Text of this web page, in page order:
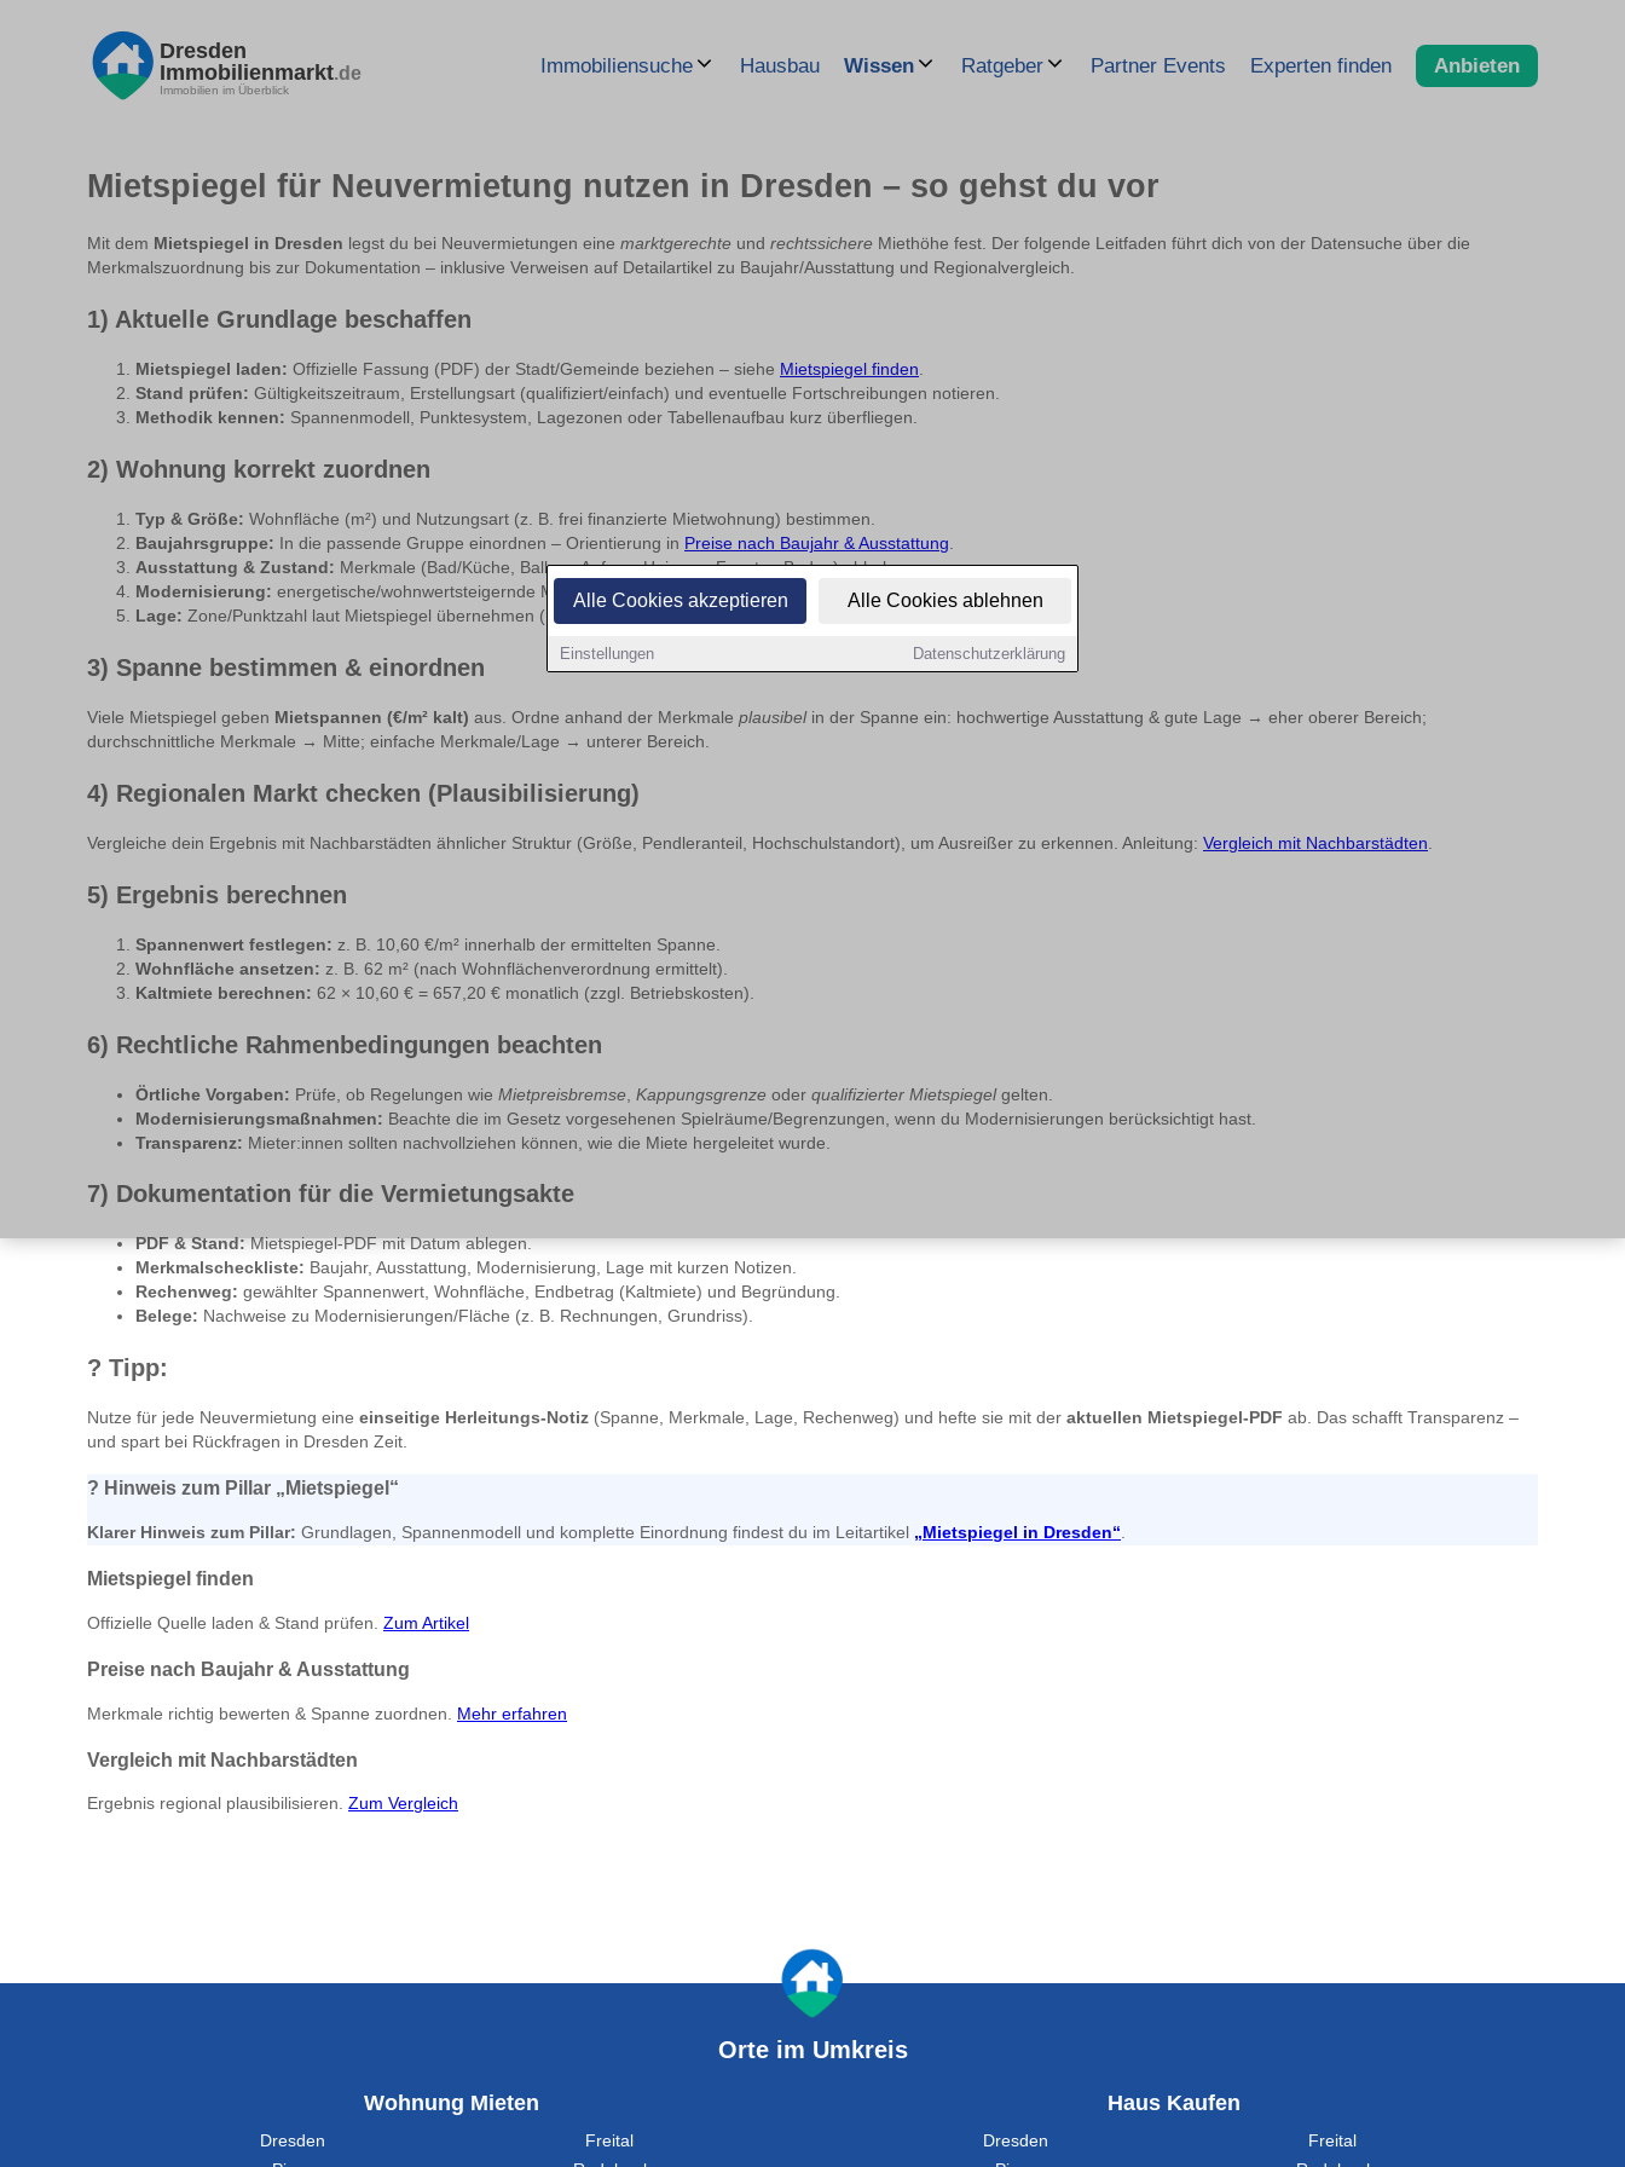
Alle Cookies akzeptieren Alle Cookies ablehnen
Einstellungen Datenschutzerklärung
Dresden
Immobilienmarkt.de
Immobilien im Überblick
Immobiliensuche Hausbau Wissen Ratgeber Partner Events Experten finden Anbieten
Mietspiegel für Neuvermietung nutzen in Dresden – so gehst du vor
Mit dem Mietspiegel in Dresden legst du bei Neuvermietungen eine marktgerechte und rechtssichere Miethöhe fest. Der folgende Leitfaden führt dich von der Datensuche über die
Merkmalszuordnung bis zur Dokumentation – inklusive Verweisen auf Detailartikel zu Baujahr/Ausstattung und Regionalvergleich.
1) Aktuelle Grundlage beschaffen
Mietspiegel laden: Offizielle Fassung (PDF) der Stadt/Gemeinde beziehen – siehe Mietspiegel finden.
Stand prüfen: Gültigkeitszeitraum, Erstellungsart (qualifiziert/einfach) und eventuelle Fortschreibungen notieren.
Methodik kennen: Spannenmodell, Punktesystem, Lagezonen oder Tabellenaufbau kurz überfliegen.
2) Wohnung korrekt zuordnen
Typ & Größe: Wohnfläche (m²) und Nutzungsart (z. B. frei finanzierte Mietwohnung) bestimmen.
Baujahrsgruppe: In die passende Gruppe einordnen – Orientierung in Preise nach Baujahr & Ausstattung.
Ausstattung & Zustand: Merkmale (Bad/Küche, Balkon, Aufzug, Heizung, Fenster, Boden) abhaken.
Modernisierung: energetische/wohnwertsteigernde Maßnahmen mit Jahr und Umfang dokumentieren.
Lage: Zone/Punktzahl laut Mietspiegel übernehmen (Mikrolage, ÖPNV, Umfeld).
3) Spanne bestimmen & einordnen
Viele Mietspiegel geben Mietspannen (€/m² kalt) aus. Ordne anhand der Merkmale plausibelin der Spanne ein: hochwertige Ausstattung & gute Lage → eher oberer Bereich;
durchschnittliche Merkmale → Mitte; einfache Merkmale/Lage → unterer Bereich.
4) Regionalen Markt checken (Plausibilisierung)
Vergleiche dein Ergebnis mit Nachbarstädten ähnlicher Struktur (Größe, Pendleranteil, Hochschulstandort), um Ausreißer zu erkennen. Anleitung: Vergleich mit Nachbarstädten
5) Ergebnis berechnen
Spannenwert festlegen: z. B. 10,60 €/m² innerhalb der ermittelten Spanne.
Wohnfläche ansetzen: z. B. 62 m² (nach Wohnflächenverordnung ermittelt).
Kaltmiete berechnen: 62 × 10,60 € = 657,20 € monatlich (zzgl. Betriebskosten).
6) Rechtliche Rahmenbedingungen beachten
Örtliche Vorgaben: Prüfe, ob Regelungen wie Mietpreisbremse Kappungsgrenze oder qualifizierter Mietspiegelgelten.
Modernisierungsmaßnahmen: Beachte die im Gesetz vorgesehenen Spielräume/Begrenzungen, wenn du Modernisierungen berücksichtigt hast.
Transparenz: Mieter:innen sollten nachvollziehen können, wie die Miete hergeleitet wurde.
7) Dokumentation für die Vermietungsakte
PDF & Stand:Mietspiegel-PDF mit Datum ablegen.
Merkmalscheckliste: Baujahr, Ausstattung, Modernisierung, Lage mit kurzen Notizen.
Rechenweg: gewählter Spannenwert, Wohnfläche, Endbetrag (Kaltmiete) und Begründung.
Belege: Nachweise zu Modernisierungen/Fläche (z. B. Rechnungen, Grundriss).
? Tipp:
Nutze für jede Neuvermietung eine einseitige Herleitungs-Notiz (Spanne, Merkmale, Lage, Rechenweg) und hefte sie mit der aktuellen Mietspiegel-PDF ab. Das schafft Transparenz –
und spart bei Rückfragen in Dresden Zeit.
? Hinweis zum Pillar „Mietspiegel“
Klarer Hinweis zum Pillar: Grundlagen, Spannenmodell und komplette Einordnung findest du im Leitartikel „Mietspiegel in Dresden“.
Mietspiegel finden
Offizielle Quelle laden & Stand prüfen. Zum Artikel
Preise nach Baujahr & Ausstattung
Merkmale richtig bewerten & Spanne zuordnen. Mehr erfahren
Vergleich mit Nachbarstädten
Ergebnis regional plausibilisieren. Zum Vergleich
Orte im Umkreis
Wohnung Mieten
Dresden
Freital
Haus Kaufen
Dresden
Freital